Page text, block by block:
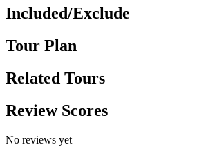
Included/Exclude
Tour Plan
Related Tours
Review Scores
No reviews yet